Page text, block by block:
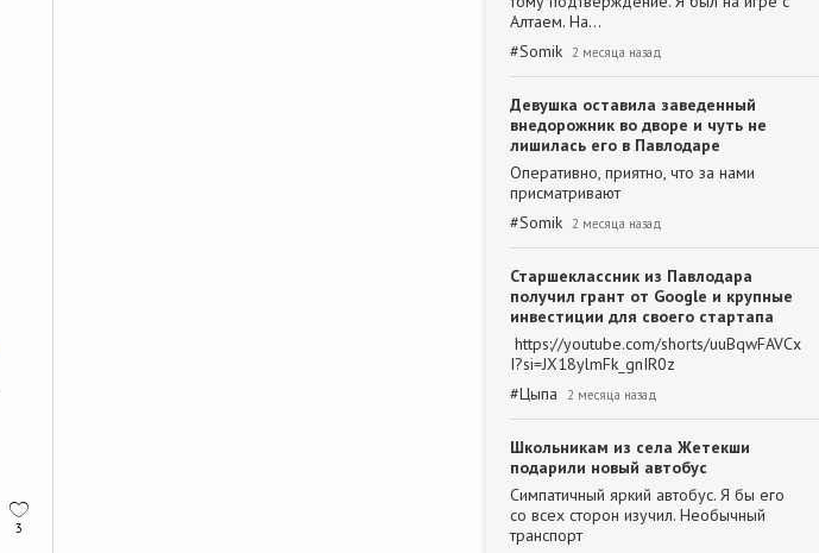
3
Алтаем. На…
#Somik 2 месяца назад
Девушка оставила заведенный
внедорожник во дворе и чуть не
лишилась его в Павлодаре
Оперативно, приятно, что за нами
присматривают
#Somik 2 месяца назад
Старшеклассник из Павлодара
получил грант от Google и крупные
инвестиции для своего стартапа
https://youtube.com/shorts/uuBqwFAVCx
I?si=JX18ylmFk_gnIR0z
#Цыпа 2 месяца назад
Школьникам из села Жетекши
подарили новый автобус
Симпатичный яркий автобус. Я бы его
со всех сторон изучил. Необычный
транспорт